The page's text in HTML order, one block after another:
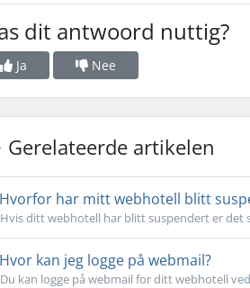
dit antwoord nuttig?
Ja Nee
Gerelateerde artikelen
har mitt webhotell blitt
Hvis ditt webhotell har blitt suspendert er det
kan jeg logge på webmail?
Du kan logge på webmail for ditt webhotell